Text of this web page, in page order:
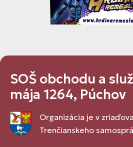
SOŠ obchodu a
mája 1264, Púchov
Organizácia je v
Trenčianskeho